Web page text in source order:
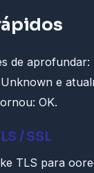
de aprofundar:
e
OK.
/ SSL
TLS para